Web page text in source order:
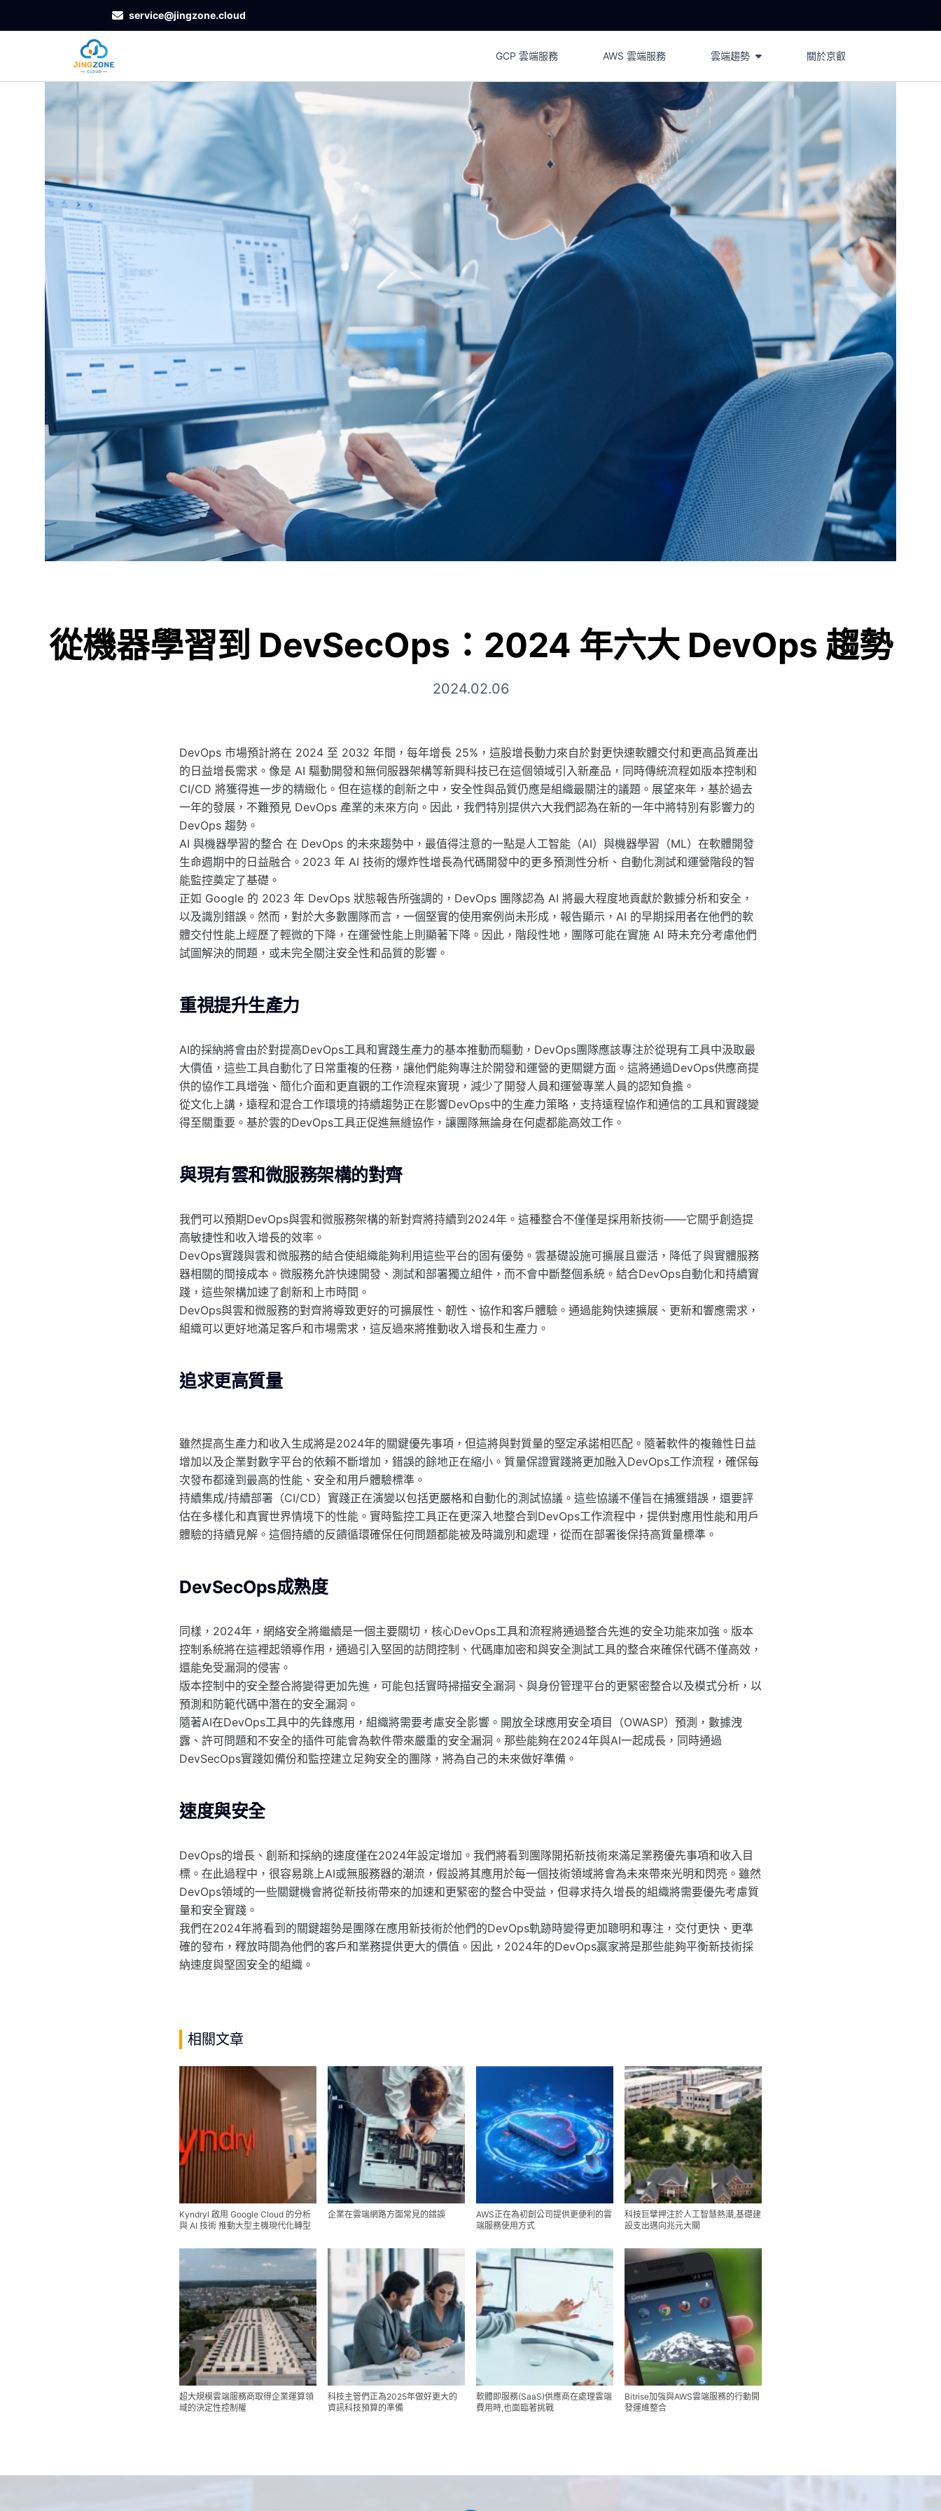
service@jingzone.cloud
GCP 雲端服務 AWS 雲端服務 雲端趨勢 關於京叡
從機器學習到 DevSecOps：2024 年六大 DevOps 趨勢
2024.02.06
DevOps 市場預計將在 2024 至 2032 年間，每年增長 25%，這股增長動力來自於對更快速軟體交付和更高品質產出
的日益增長需求。像是 AI 驅動開發和無伺服器架構等新興科技已在這個領域引入新產品，同時傳統流程如版本控制和
CI/CD 將獲得進一步的精緻化。但在這樣的創新之中，安全性與品質仍應是組織最關注的議題。展望來年，基於過去
一年的發展，不難預見 DevOps 產業的未來方向。因此，我們特別提供六大我們認為在新的一年中將特別有影響力的
DevOps 趨勢。
AI 與機器學習的整合 在 DevOps 的未來趨勢中，最值得注意的一點是人工智能（AI）與機器學習（ML）在軟體開發
生命週期中的日益融合。2023 年 AI 技術的爆炸性增長為代碼開發中的更多預測性分析、自動化測試和運營階段的智
能監控奠定了基礎。
正如 Google 的 2023 年 DevOps 狀態報告所強調的，DevOps 團隊認為 AI 將最大程度地貢獻於數據分析和安全，
以及識別錯誤。然而，對於大多數團隊而言，一個堅實的使用案例尚未形成，報告顯示，AI 的早期採用者在他們的軟
體交付性能上經歷了輕微的下降，在運營性能上則顯著下降。因此，階段性地，團隊可能在實施 AI 時未充分考慮他們
試圖解決的問題，或未完全關注安全性和品質的影響。
重視提升生產力
AI的採納將會由於對提高DevOps工具和實踐生產力的基本推動而驅動，DevOps團隊應該專注於從現有工具中汲取最
大價值，這些工具自動化了日常重複的任務，讓他們能夠專注於開發和運營的更關鍵方面。這將通過DevOps供應商提
供的協作工具增強、簡化介面和更直觀的工作流程來實現，減少了開發人員和運營專業人員的認知負擔。
從文化上講，遠程和混合工作環境的持續趨勢正在影響DevOps中的生產力策略，支持遠程協作和通信的工具和實踐變
得至關重要。基於雲的DevOps工具正促進無縫協作，讓團隊無論身在何處都能高效工作。
與現有雲和微服務架構的對齊
我們可以預期DevOps與雲和微服務架構的新對齊將持續到2024年。這種整合不僅僅是採用新技術——它關乎創造提
高敏捷性和收入增長的效率。
DevOps實踐與雲和微服務的結合使組織能夠利用這些平台的固有優勢。雲基礎設施可擴展且靈活，降低了與實體服務
器相關的間接成本。微服務允許快速開發、測試和部署獨立組件，而不會中斷整個系統。結合DevOps自動化和持續實
踐，這些架構加速了創新和上市時間。
DevOps與雲和微服務的對齊將導致更好的可擴展性、韌性、協作和客戶體驗。通過能夠快速擴展、更新和響應需求，
組織可以更好地滿足客戶和市場需求，這反過來將推動收入增長和生產力。
追求更高質量
雖然提高生產力和收入生成將是2024年的關鍵優先事項，但這將與對質量的堅定承諾相匹配。隨著軟件的複雜性日益
增加以及企業對數字平台的依賴不斷增加，錯誤的餘地正在縮小。質量保證實踐將更加融入DevOps工作流程，確保每
次發布都達到最高的性能、安全和用戶體驗標準。
持續集成/持續部署（CI/CD）實踐正在演變以包括更嚴格和自動化的測試協議。這些協議不僅旨在捕獲錯誤，還要評
估在多樣化和真實世界情境下的性能。實時監控工具正在更深入地整合到DevOps工作流程中，提供對應用性能和用戶
體驗的持續見解。這個持續的反饋循環確保任何問題都能被及時識別和處理，從而在部署後保持高質量標準。
DevSecOps成熟度
同樣，2024年，網絡安全將繼續是一個主要關切，核心DevOps工具和流程將通過整合先進的安全功能來加強。版本
控制系統將在這裡起領導作用，通過引入堅固的訪問控制、代碼庫加密和與安全測試工具的整合來確保代碼不僅高效，
還能免受漏洞的侵害。
版本控制中的安全整合將變得更加先進，可能包括實時掃描安全漏洞、與身份管理平台的更緊密整合以及模式分析，以
預測和防範代碼中潛在的安全漏洞。
隨著AI在DevOps工具中的先鋒應用，組織將需要考慮安全影響。開放全球應用安全項目（OWASP）預測，數據洩
露、許可問題和不安全的插件可能會為軟件帶來嚴重的安全漏洞。那些能夠在2024年與AI一起成長，同時通過
DevSecOps實踐如備份和監控建立足夠安全的團隊，將為自己的未來做好準備。
速度與安全
DevOps的增長、創新和採納的速度僅在2024年設定增加。我們將看到團隊開拓新技術來滿足業務優先事項和收入目
標。在此過程中，很容易跳上AI或無服務器的潮流，假設將其應用於每一個技術領域將會為未來帶來光明和閃亮。雖然
DevOps領域的一些關鍵機會將從新技術帶來的加速和更緊密的整合中受益，但尋求持久增長的組織將需要優先考慮質
量和安全實踐。
我們在2024年將看到的關鍵趨勢是團隊在應用新技術於他們的DevOps軌跡時變得更加聰明和專注，交付更快、更準
確的發布，釋放時間為他們的客戶和業務提供更大的價值。因此，2024年的DevOps贏家將是那些能夠平衡新技術採
納速度與堅固安全的組織。
相關文章
Kyndryl 啟用 Google Cloud 的分析
與 AI 技術 推動大型主機現代化轉型
企業在雲端網路方面常見的錯誤
AWS正在為初創公司提供更便利的雲
端服務使用方式
科技巨擘押注於人工智慧熱潮,基礎建
設支出邁向兆元大關
超大規模雲端服務商取得企業運算領
域的決定性控制權
科技主管們正為2025年做好更大的
資訊科技預算的準備
軟體即服務(SaaS)供應商在處理雲端
費用時,也面臨著挑戰
Bitrise加強與AWS雲端服務的行動開
發運維整合